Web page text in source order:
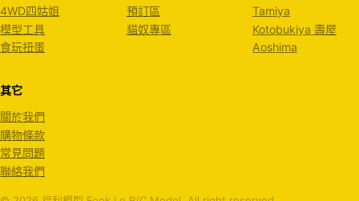
4WD四姑姐
模型工具
食玩扭蛋
預訂區
貓奴專區
Tamiya
Kotobukiya 壽屋
Aoshima
其它
關於我們
購物條款
常見問題
聯絡我們